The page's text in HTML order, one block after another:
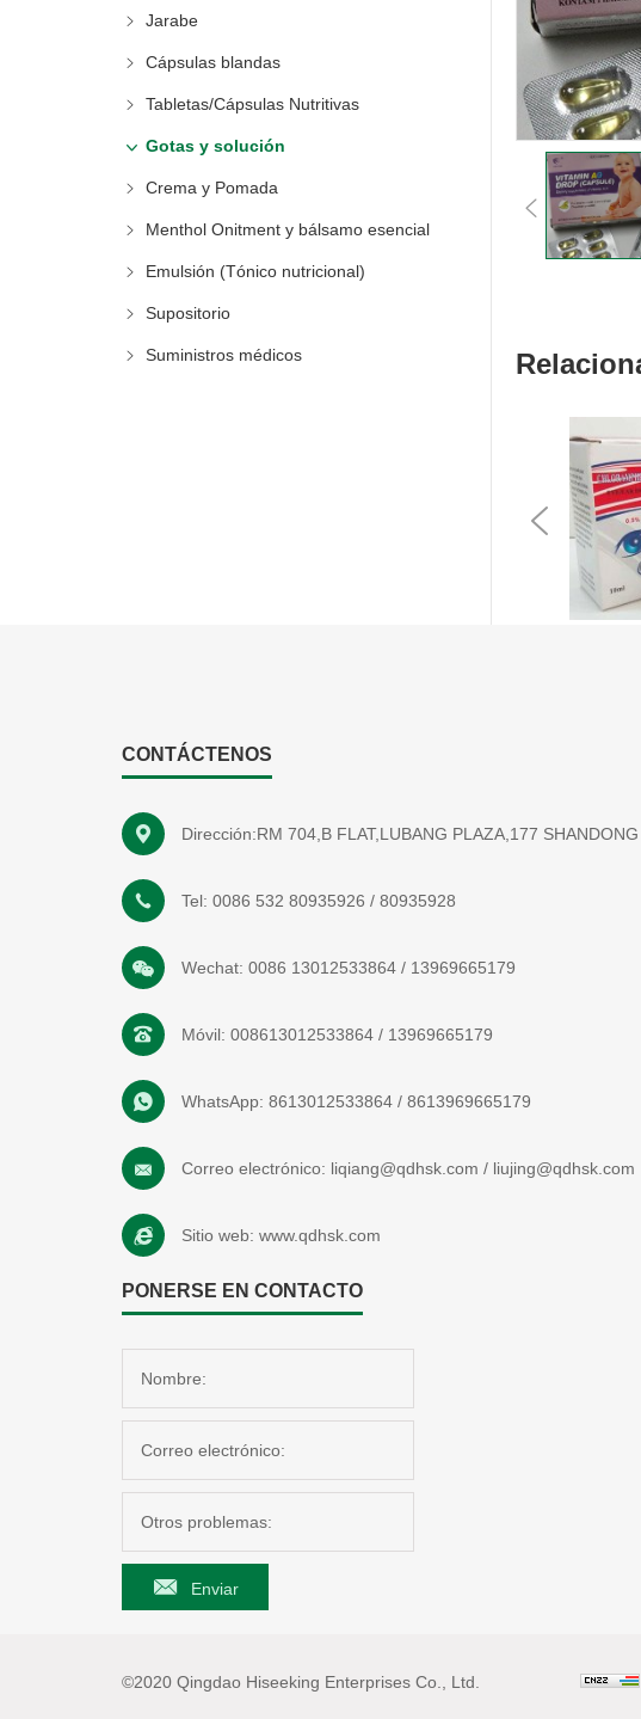
Jarabe
Cápsulas blandas
Tabletas/Cápsulas Nutritivas
Gotas y solución
Crema y Pomada
Menthol Onitment y bálsamo esencial
Emulsión (Tónico nutricional)
Supositorio
Suministros médicos
Previous
CONTÁCTENOS
Dirección:RM 704,B FLAT,LUBANG PLAZA,177
Tel: 0086 532 80935926 / 80935928
Wechat: 0086 13012533864 / 13969665179
Móvil: 008613012533864 / 13969665179
WhatsApp: 8613012533864 / 8613969665179
Correo electrónico: liqiang@qdhsk.com / liujing@qdhsk.com
Sitio web: www.qdhsk.com
PONERSE EN CONTACTO
Enviar
©2020 Qingdao Hiseeking Enterprises Co., Ltd.